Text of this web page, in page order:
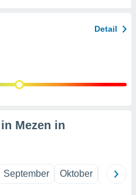
Detail
Mezen in
September Oktober